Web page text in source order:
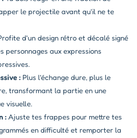
le projectile avant qu'il ne te
d'un design rétro et décalé signé
personnages aux expressions
: Plus l'échange dure, plus le
transformant la partie en une
visuelle.
: Ajuste tes frappes pour mettre tes
en difficulté et remporter la